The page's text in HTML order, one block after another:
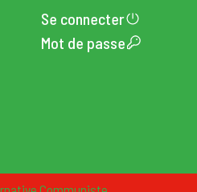
Se connecter
Mot de passe